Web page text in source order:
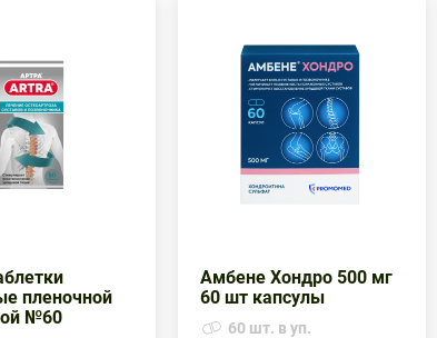
пленочной
№60
Амбене Хондро 500 мг
60 шт капсулы
60 шт. в уп.